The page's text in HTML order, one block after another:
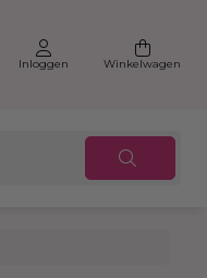
Inloggen Winkelwagen